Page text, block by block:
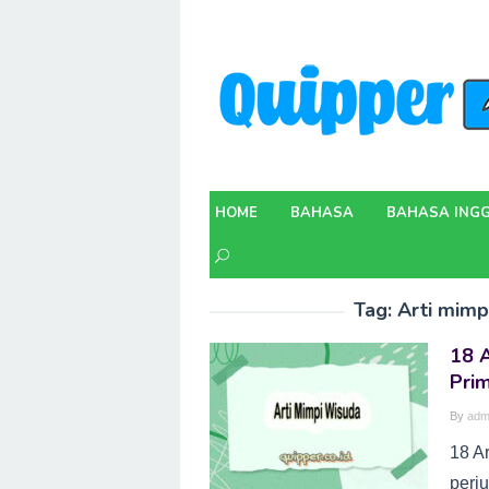
content
HOME BAHASA BAHASA
Tag: Arti
18
By
18